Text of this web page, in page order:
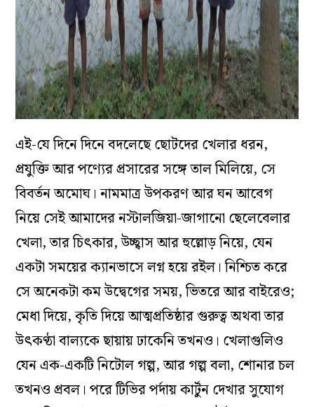
এই-যে দিনে দিনে বদলেছে ছোটদের খেলার ধরন,
প্রযুক্তি আর পণ্যের প্রসারের সঙ্গে তাল মিলিয়ে, সে
বিবর্তন অমোঘ। নামমাত্র উপকরণ আর ঘন আবেগ
নিয়ে সেই আমাদের নস্টালজিয়া-জাগানো ছেলেবেলার
খেলা, তার চিৎকার, উচ্ছ্বাস আর হুল্লোড় নিয়ে, যেন
একটা সময়ের ক্যানভাসে লগ্ন হয়ে রইল। নিশ্চিত করে
সে অনেকটা কম উদ্বেগের সময়, ভিতরে আর বাইরেও;
মেধা দিয়ে, কৃতি দিয়ে আত্মপ্রতিষ্ঠার গুরুত্ব অথবা তার
উৎকণ্ঠা বাল্যকে ছায়ায় ঢাকেনি তখনও। খেলাগুলিও
যেন এক-একটি নিটোল গল্প, আর গল্প বলা, শোনার চল
তখনও প্রবল। পরে টিভির পর্দায় কার্টুন দেখার সুযোগ